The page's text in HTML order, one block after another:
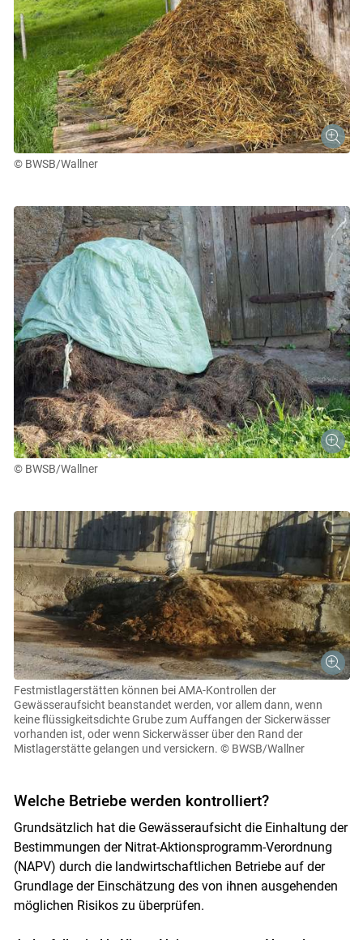
Skip to main content
© BWSB/Wallner
© BWSB/Wallner
Festmistlagerstätten können bei AMA-Kontrollen der
Gewässeraufsicht beanstandet werden, vor allem dann, wenn
keine flüssigkeitsdichte Grube zum Auffangen der Sickerwässer
vorhanden ist, oder wenn Sickerwässer über den Rand der
Mistlagerstätte gelangen und versickern. © BWSB/Wallner
Welche Betriebe werden kontrolliert?
Grundsätzlich hat die Gewässeraufsicht die Einhaltung der
Bestimmungen der Nitrat-Aktionsprogramm-Verordnung
(NAPV) durch die landwirtschaftlichen Betriebe auf der
Grundlage der Einschätzung des von ihnen ausgehenden
möglichen Risikos zu überprüfen.